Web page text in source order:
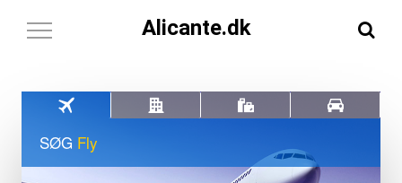
Alicante.dk
Toggle